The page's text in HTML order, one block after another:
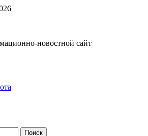
новостной сайт